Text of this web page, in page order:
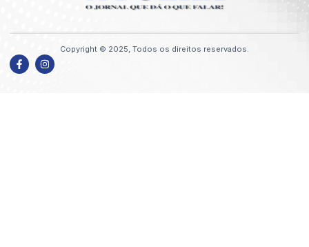
Copyright © 2025, Todos os direitos reservados.